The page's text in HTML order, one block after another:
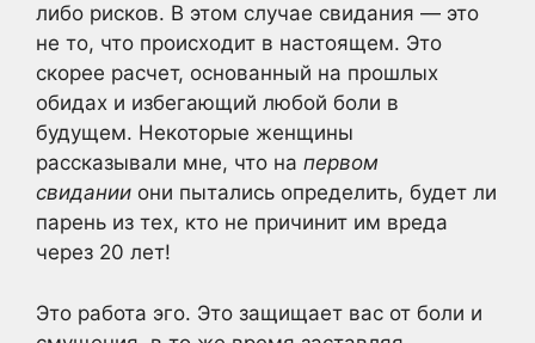
либо рисков. В этом случае свидания — это
не то, что происходит в настоящем. Это
скорее расчет, основанный на прошлых
обидах и избегающий любой боли в
будущем. Некоторые женщины
рассказывали мне, что на первом
свидании они пытались определить, будет ли
парень из тех, кто не причинит им вреда
через 20 лет!
Это работа эго. Это защищает вас от боли и